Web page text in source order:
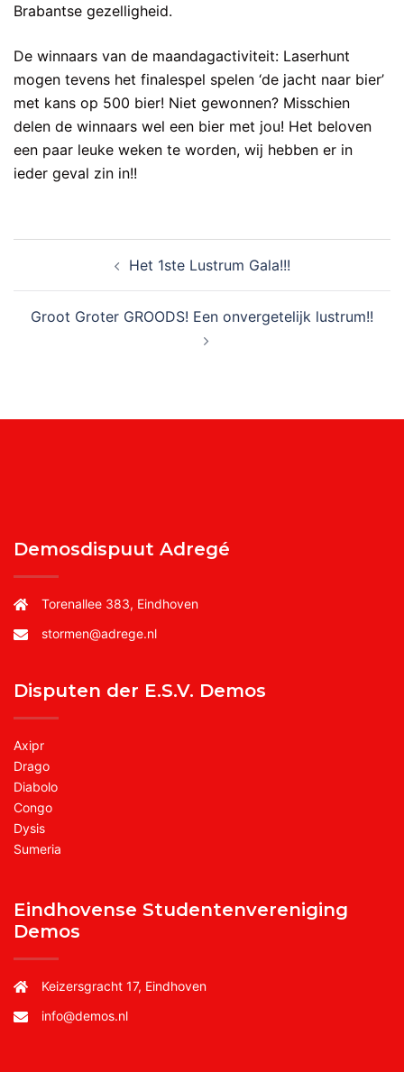
Brabantse gezelligheid.
De winnaars van de maandagactiviteit: Laserhunt
mogen tevens het finalespel spelen ‘de jacht naar bier’
met kans op 500 bier! Niet gewonnen? Misschien
delen de winnaars wel een bier met jou! Het beloven
een paar leuke weken te worden, wij hebben er in
ieder geval zin in!!
navigatie Het 1ste Lustrum Gala!!!
Groot Groter GROODS! Een onvergetelijk lustrum!!
Demosdispuut Adregé
Torenallee 383, Eindhoven
stormen@adrege.nl
Disputen der E.S.V. Demos
Axipr
Drago
Diabolo
Congo
Dysis
Sumeria
Eindhovense Studentenvereniging
Demos
Keizersgracht 17, Eindhoven
info@demos.nl